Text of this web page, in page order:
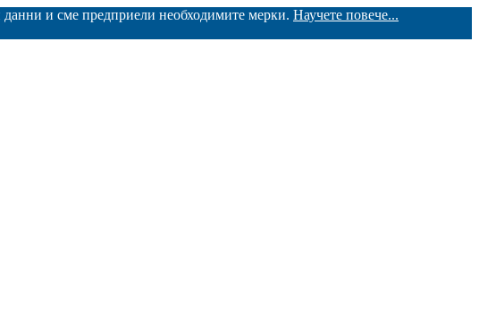
и сме предприели необходимите мерки. Научете повече...